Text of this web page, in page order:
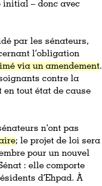
initial – donc avec
par les sénateurs,
l’obligation
via un amendement.
contre la
en tout état de cause
n’ont pas
; le projet de loi sera
pour un nouvel
: elle comporte
d’Ehpad. À